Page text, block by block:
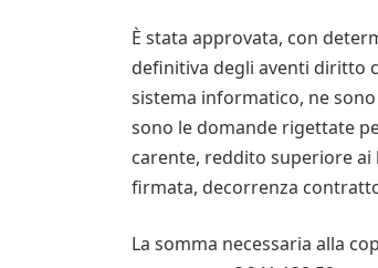
È stata approvata, con
definitiva degli aventi diritto
sistema informatico, ne
sono le domande rigettate
carente, reddito superiore ai
firmata, decorrenza
La somma necessaria alla